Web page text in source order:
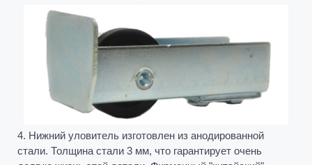
4. Нижний уловитель изготовлен из анодированной
стали. Толщина стали 3 мм, что гарантирует очень